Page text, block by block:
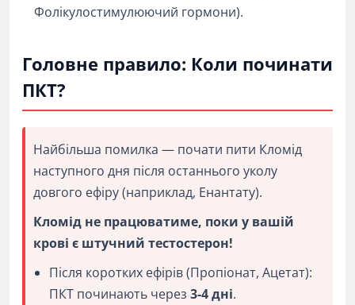
Фолікулостимулюючий гормони).
Головне правило: Коли починати
ПКТ?
Найбільша помилка — почати пити Кломід
наступного дня після останнього уколу
довгого ефіру (наприклад, Енантату).
Кломід не працюватиме, поки у вашій
крові є штучний тестостерон!
Після коротких ефірів (Пропіонат, Ацетат):
ПКТ починають через 3-4 дні.